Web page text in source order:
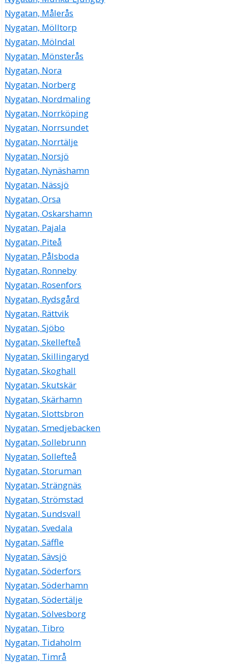
Nygatan, Målerås
Nygatan, Mölltorp
Nygatan, Mölndal
Nygatan, Mönsterås
Nygatan, Nora
Nygatan, Norberg
Nygatan, Nordmaling
Nygatan, Norrköping
Nygatan, Norrsundet
Nygatan, Norrtälje
Nygatan, Norsjö
Nygatan, Nynäshamn
Nygatan, Nässjö
Nygatan, Orsa
Nygatan, Oskarshamn
Nygatan, Pajala
Nygatan, Piteå
Nygatan, Pålsboda
Nygatan, Ronneby
Nygatan, Rosenfors
Nygatan, Rydsgård
Nygatan, Rättvik
Nygatan, Sjöbo
Nygatan, Skellefteå
Nygatan, Skillingaryd
Nygatan, Skoghall
Nygatan, Skutskär
Nygatan, Skärhamn
Nygatan, Slottsbron
Nygatan, Smedjebacken
Nygatan, Sollebrunn
Nygatan, Sollefteå
Nygatan, Storuman
Nygatan, Strängnäs
Nygatan, Strömstad
Nygatan, Sundsvall
Nygatan, Svedala
Nygatan, Säffle
Nygatan, Sävsjö
Nygatan, Söderfors
Nygatan, Söderhamn
Nygatan, Södertälje
Nygatan, Sölvesborg
Nygatan, Tibro
Nygatan, Tidaholm
Nygatan, Timrå